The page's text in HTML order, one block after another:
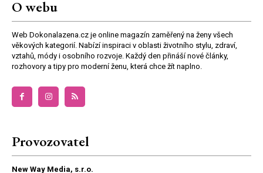
O webu
Web Dokonalazena.cz je online magazín zaměřený na ženy všech
věkových kategorií. Nabízí inspiraci v oblasti životního stylu, zdraví,
vztahů, módy i osobního rozvoje. Každý den přináší nové články,
rozhovory a tipy pro moderní ženu, která chce žít naplno.
Provozovatel
New Way Media, s.r.o.